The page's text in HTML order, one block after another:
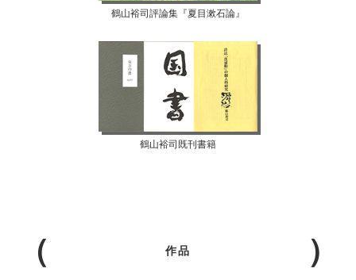
鶴山裕司評論集『夏目漱石論』
鶴山裕司既刊書籍
作品